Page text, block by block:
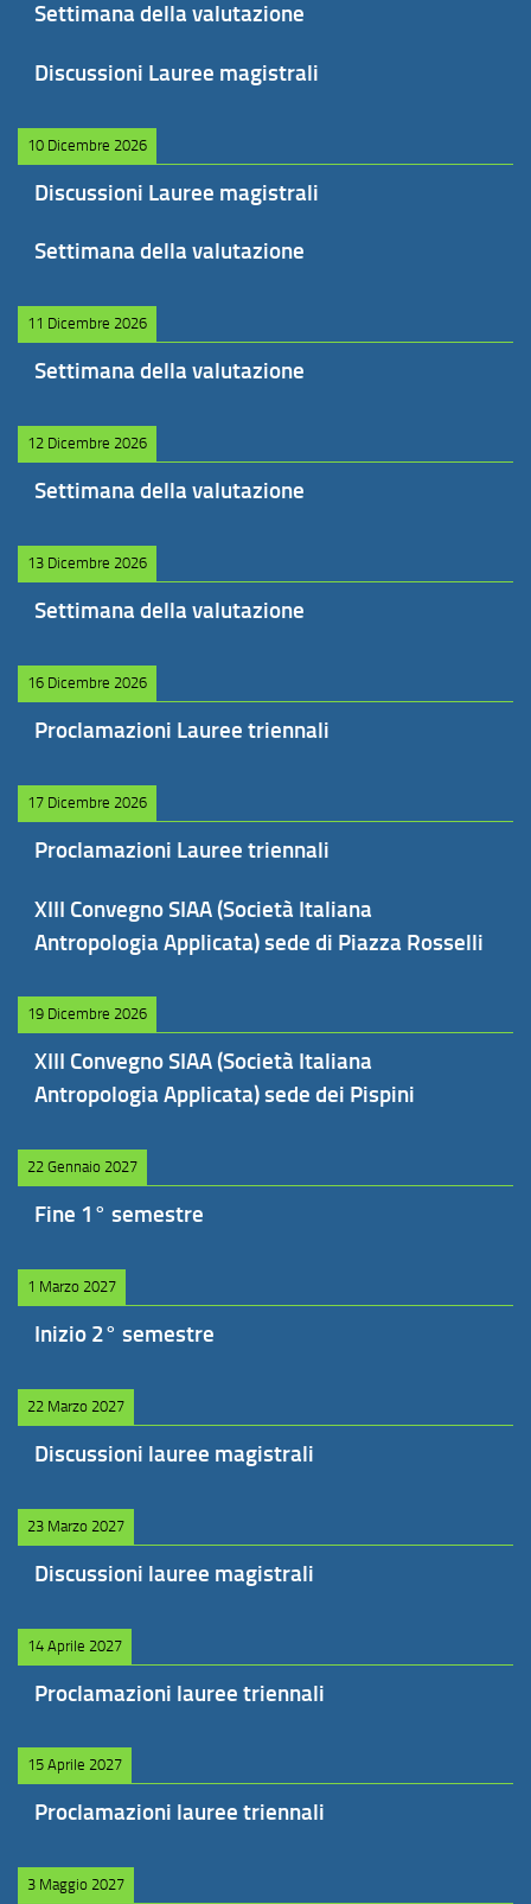
Settimana della valutazione
Discussioni Lauree magistrali
10 Dicembre 2026
Discussioni Lauree magistrali
Settimana della valutazione
11 Dicembre 2026
Settimana della valutazione
12 Dicembre 2026
Settimana della valutazione
13 Dicembre 2026
Settimana della valutazione
16 Dicembre 2026
Proclamazioni Lauree triennali
17 Dicembre 2026
Proclamazioni Lauree triennali
XIII Convegno SIAA (Società Italiana
Antropologia Applicata) sede di Piazza Rosselli
19 Dicembre 2026
XIII Convegno SIAA (Società Italiana
Antropologia Applicata) sede dei Pispini
22 Gennaio 2027
Fine 1° semestre
1 Marzo 2027
Inizio 2° semestre
22 Marzo 2027
Discussioni lauree magistrali
23 Marzo 2027
Discussioni lauree magistrali
14 Aprile 2027
Proclamazioni lauree triennali
15 Aprile 2027
Proclamazioni lauree triennali
3 Maggio 2027